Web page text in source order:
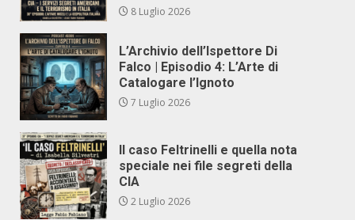
8 Luglio 2026
L’Archivio dell’Ispettore Di
Falco | Episodio 4: L’Arte di
Catalogare l’Ignoto
7 Luglio 2026
Il caso Feltrinelli e quella nota
speciale nei file segreti della
CIA
2 Luglio 2026